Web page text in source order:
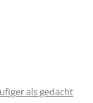
als gedacht